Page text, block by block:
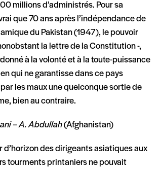
millions d’administrés. Pour sa
vrai que 70 ans après l’indépendance de
du Pakistan (1947), le pouvoir
la lettre de la Constitution -,
à la volonté et à la toute-puissance
qui ne garantisse dans ce pays
les maux une quelconque sortie de
bien au contraire.
– A. Abdullah(Afghanistan)
d’horizon des dirigeants asiatiques aux
tourments printaniers ne pouvait